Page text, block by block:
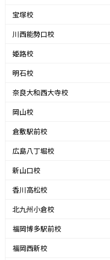
宝塚校
川西能勢口校
姫路校
明石校
奈良大和西大寺校
岡山校
倉敷駅前校
広島八丁堀校
新山口校
香川高松校
北九州小倉校
福岡博多駅前校
福岡西新校